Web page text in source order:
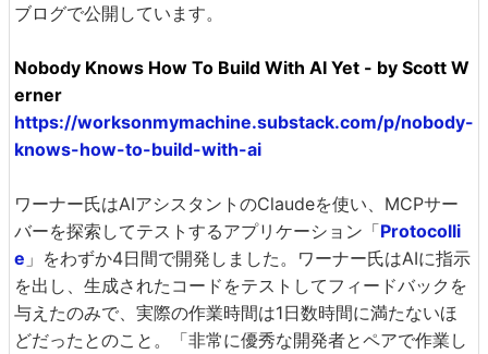
ブログで公開しています。
Nobody Knows How To Build With AI Yet - by Scott W
erner
https://worksonmymachine.substack.com/p/nobody-
knows-how-to-build-with-ai
ワーナー氏はAIアシスタントのClaudeを使い、MCPサー
バーを探索してテストするアプリケーション「Protocolli
e 」をわずか4日間で開発しました。ワーナー氏はAIに指示
を出し、生成されたコードをテストしてフィードバックを
与えたのみで、実際の作業時間は1日数時間に満たないほ
どだったとのこと。「非常に優秀な開発者とペアで作業し